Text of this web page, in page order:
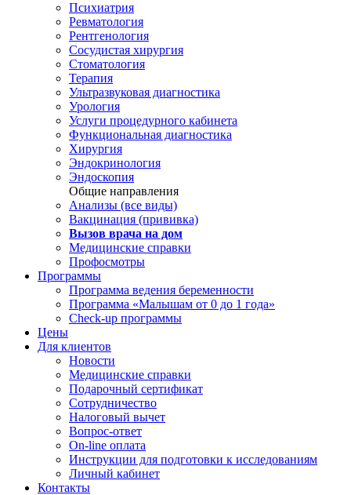
Психиатрия
Ревматология
Рентгенология
Сосудистая хирургия
Стоматология
Терапия
Ультразвуковая диагностика
Урология
Услуги процедурного кабинета
Функциональная диагностика
Хирургия
Эндокринология
Эндоскопия
Общие направления
Анализы (все виды)
Вакцинация (прививка)
Вызов врача на дом
Медицинские справки
Профосмотры
Программы
Программа ведения беременности
Программа «Малышам от 0 до 1 года»
Check-up программы
Цены
Для клиентов
Новости
Медицинские справки
Подарочный сертификат
Сотрудничество
Налоговый вычет
Вопрос-ответ
On-line оплата
Инструкции для подготовки к исследованиям
Личный кабинет
Контакты